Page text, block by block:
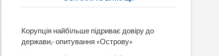
Корупція найбільше підриває довіру до
держави,- опитування «Острову»